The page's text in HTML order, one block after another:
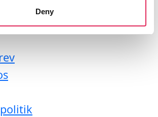
Deny
af applaus